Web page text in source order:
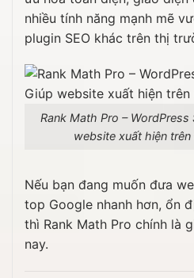
nhiều tính năng mạnh mẽ
plugin SEO khác trên thị
Rank Math Pro – WordPress
website xuất hiện
Nếu bạn đang muốn đưa
top Google nhanh hơn, ổn
thì Rank Math Pro chính là
nay.